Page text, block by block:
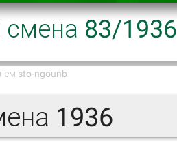
смена 83/1936
sto-ngounb
1936